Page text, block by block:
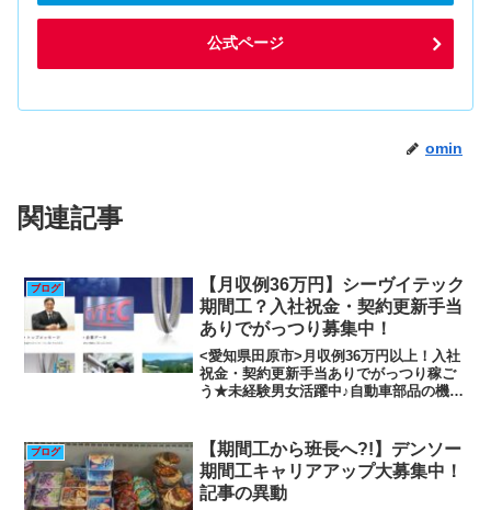
公式ページ
omin
関連記事
ブログ
【月収例36万円】シーヴイテック
期間工？入社祝金・契約更新手当
ありでがっつり募集中！
<愛知県田原市>月収例36万円以上！入社
祝金・契約更新手当ありでがっつり稼ご
う★未経験男女活躍中♪自動車部品の機械
社の工場・製造業求人情報<愛知県田原市
>月収例36万...
ブログ
【期間工から班長へ?!】デンソー
期間工キャリアアップ大募集中！
記事の異動